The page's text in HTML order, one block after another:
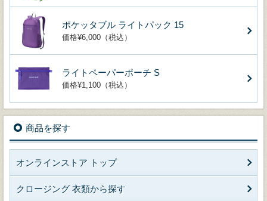
ポケッタブル ライトパック 15
価格¥6,000（税込）
ライトペーパーポーチ S
価格¥1,100（税込）
商品を探す
オンラインストア トップ
クロージング 衣類から探す